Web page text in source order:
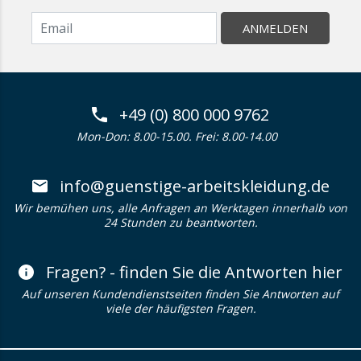
ANMELDEN
+49 (0) 800 000 9762
Mon-Don: 8.00-15.00. Frei: 8.00-14.00
info@guenstige-arbeitskleidung.de
Wir bemühen uns, alle Anfragen an Werktagen innerhalb von
24 Stunden zu beantworten.
Fragen? - finden Sie die Antworten hier
Auf unseren Kundendienstseiten finden Sie Antworten auf
viele der häufigsten Fragen.